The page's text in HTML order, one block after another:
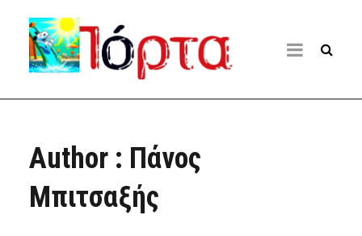
Author : Πάνος
Μπιτσαξής